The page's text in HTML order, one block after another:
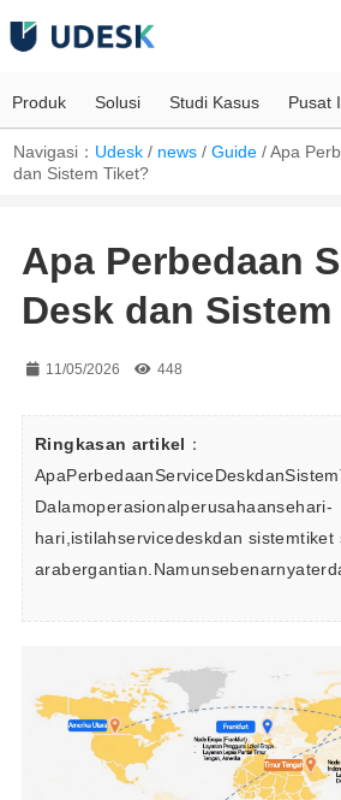
Produk Solusi Studi Kasus Pusat
Navigasi： Udesk / news /Guide /Apa
dan Sistem Tiket?
Apa Perbedaan
Desk dan
11/05/2026 448
Ringkasan artikel ：
Dalamoperasionalperusahaansehari-
hari,istilahservicedeskdan sistemtiket